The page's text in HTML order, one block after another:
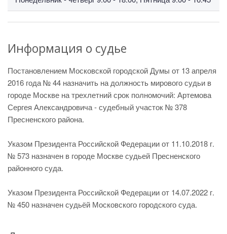
Информация о судье
Постановлением Московской городской Думы от 13 апреля
2016 года № 44 назначить на должность мирового судьи в
городе Москве на трехлетний срок полномочий: Артемова
Сергея Александровича - судебный участок № 378
Пресненского района.
Указом Президента Российской Федерации от 11.10.2018 г.
№ 573 назначен в городе Москве судьей Пресненского
районного суда.
Указом Президента Российской Федерации от 14.07.2022 г.
№ 450 назначен судьёй Московского городского суда.